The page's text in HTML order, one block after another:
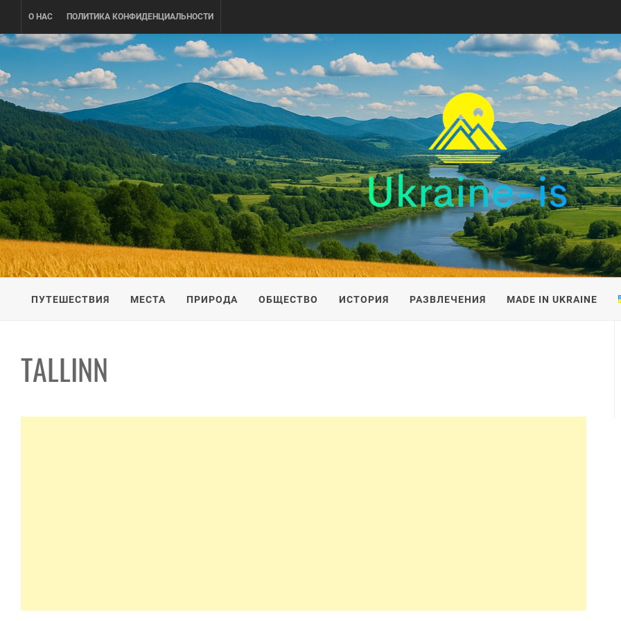
content
О НАС ПОЛИТИКА КОНФИДЕНЦИАЛЬНОСТИ
UKRAINE-IS
ПУТЕШЕСТВИЕ ПО УКРАИНЕ
ПУТЕШЕСТВИЯ МЕСТА ПРИРОДА ОБЩЕСТВО ИСТОРИЯ РАЗВЛЕЧЕНИЯ MADE IN UKRAINE
TALLINN